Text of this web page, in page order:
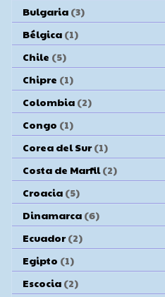
Bulgaria (3)
Bélgica (1)
Chile (5)
Chipre (1)
Colombia (2)
Congo (1)
Corea del Sur (1)
Costa de Marfil (2)
Croacia (5)
Dinamarca (6)
Ecuador (2)
Egipto (1)
Escocia (2)